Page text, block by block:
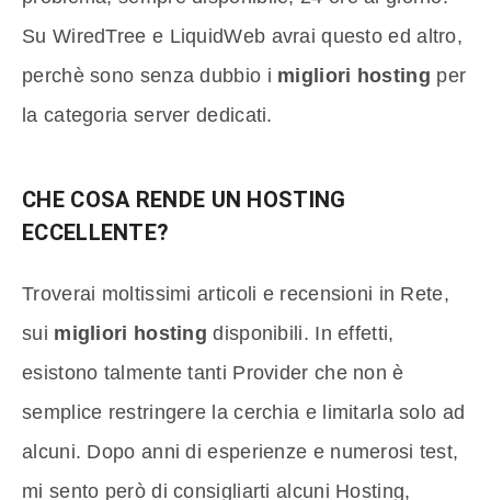
Su WiredTree e LiquidWeb avrai questo ed altro,
perchè sono senza dubbio i migliori hosting per
la categoria server dedicati.
CHE COSA RENDE UN HOSTING
ECCELLENTE?
Troverai moltissimi articoli e recensioni in Rete,
sui migliori hosting disponibili. In effetti,
esistono talmente tanti Provider che non è
semplice restringere la cerchia e limitarla solo ad
alcuni. Dopo anni di esperienze e numerosi test,
mi sento però di consigliarti alcuni Hosting,